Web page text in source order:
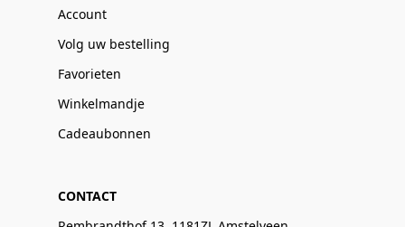
Account
Volg uw bestelling
Favorieten
Winkelmandje
Cadeaubonnen
CONTACT